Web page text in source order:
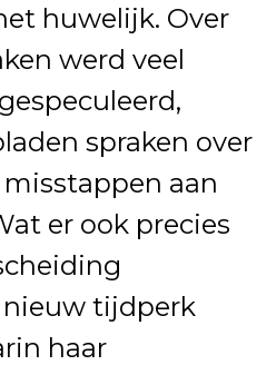
huwelijk. Over
werd veel
spraken over
aan
er ook precies
nieuw tijdperk
haar